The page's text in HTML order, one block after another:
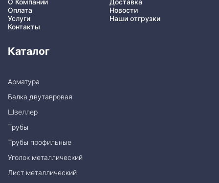
О Компании
Доставка
Оплата
Новости
Услуги
Наши отгрузки
Контакты
Каталог
Арматура
Балка двутавровая
Швеллер
Трубы
Трубы профильные
Уголок металлический
Лист металлический